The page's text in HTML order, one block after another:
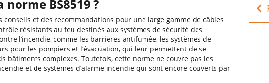
norme BS8519 ?
conseils et des recommandations pour une large gamme de câbles
résistants au feu destinés aux systèmes de sécurité des
l’incendie, comme les barrières antifumée, les systèmes de
pour les pompiers et l’évacuation, qui leur permettent de se
bâtiments complexes. Toutefois, cette norme ne couvre pas les
et de systèmes d’alarme incendie qui sont encore couverts par